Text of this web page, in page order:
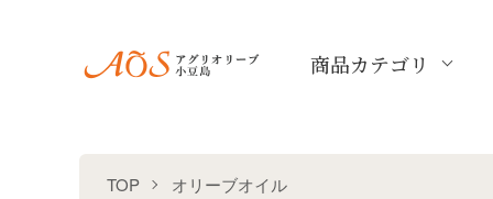
商品カテゴリ
TOP オリーブオイル